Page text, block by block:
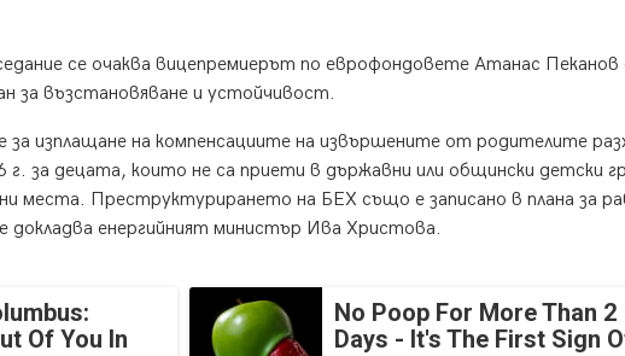
се очаква вицепремиерът по еврофондовете Атанас Пеканов
за възстановяване и устойчивост.
изплащане на компенсациите на извършените от родителите
за децата, които не са приети в държавни или общински детски
места. Преструктурирането на БЕХ също е записано в плана за
докладва енергийният министър Ива Христова.
Of You In
No Poop For More Than 2
Days - It's The First Sign